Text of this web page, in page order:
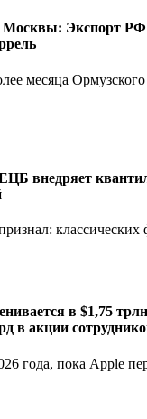
Москвы: Экспорт РФ
месяца
внедряет
классических
в $1,75
в акции
года, пока Apple